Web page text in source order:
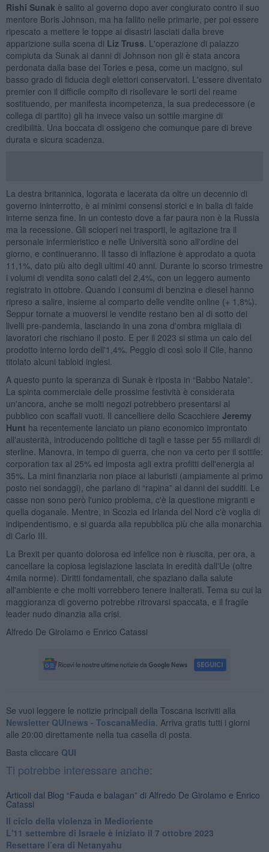
Rishi Sunak è salito al governo dopo aver congiurato contro il suo
mentore Boris Johnson, ma ha fallito nelle primarie, per poi essere
ripescato a mettere le toppe ai disastri lasciati dalla breve
apparizione sulla scena di Liz Truss . L'operazione di palazzo
compiuta da Sunak ai danni di Johnson non gli è stata ancora
perdonata dalla base dei Tories e pesa, come un macigno, sul
basso grado di fiducia degli elettori conservatori. L'essere diventato
premier con il difficile compito di risollevare le sorti del reame
sostituendo, per manifesta incompetenza, la sua predecessore (e
collega di partito) gli ha invece valso un sottile margine di
credibilità. Una boccata di ossigeno che comunque pare di breve
durata e sicura scadenza.
La destra britannica, logorata e lacerata da oltre un decennio di
governo ininterrotto, è ai minimi consensi storici e in balia di faide
interne senza fine. In un contesto dove a far paura non è la Russia
ma la recessione. Gli scioperi nei trasporti, le agitazione tra il
personale infermieristico e nelle Università sono all'ordine del
giorno, e continueranno. Il tasso di inflazione è approdato a quota
11,1%, dato più alto degli ultimi 40 anni. Durante lo scorso trimestre
i volumi di vendita sono calati del 2,4%, con un leggero aumento
registrato in ottobre. Quando i consumi di benzina e diesel hanno
ripreso a salire, insieme al comparto delle vendite online (+ 1,8%).
Seppur tornate a muoversi le vendite restano ben al di sotto dei
livelli pre-pandemia, lasciando in una zona d'ombra migliaia di
lavoratori che rischiano il posto. E per il 2023 si stima un calo del
prodotto interno lordo dell'1,4%. Peggio di così solo il Cile, hanno
titolato alcuni tabloid inglesi.
A questo punto la speranza di Sunak è riposta in “Babbo Natale”.
La spinta commerciale delle prossime festività è considerata
un'ancora, anche se molti negozi potrebbero presentarsi al
pubblico con scaffali vuoti. Il cancelliere dello Scacchiere Jeremy
Hunt ha recentemente lanciato un piano economico improntato
all'austerità, introducendo politiche di tagli e tasse per 55 miliardi di
sterline. Manovra, in tempo di guerra, che non va certo per il sottile:
corporation tax al 25% ed imposta agli extra profitti dell'energia al
35%. La mini finanziaria non piace ai laburisti (ampiamente al primo
posto nei sondaggi), che parlano di “rapina” ai danni dei sudditi. Le
casse non sono però l'unico problema, c'è la questione migranti e
quella doganale. Mentre, in Scozia ed Irlanda del Nord c'è voglia di
indipendentismo, e si guarda alla repubblica più che alla monarchia
di Carlo III.
La Brexit per quanto dolorosa ed infelice non è riuscita, per ora, a
cancellare la copiosa legislazione lasciata in eredità dall'Ue (oltre
4mila norme). Diritti fondamentali, che spaziano dalla salute
all'ambiente e che molti vorrebbero tenere inalterati. Tema su cui la
maggioranza di governo potrebbe ritrovarsi spaccata, e il fragile
leader nudo dinanzia alla crisi.
Alfredo De Girolamo e Enrico Catassi
Se vuoi leggere le notizie principali della Toscana iscriviti alla
Newsletter QUInews - ToscanaMedia. Arriva gratis tutti i giorni
alle 20:00 direttamente nella tua casella di posta.
Basta cliccare QUI
Ti potrebbe interessare anche:
Articoli dal Blog “Fauda e balagan” di Alfredo De Girolamo e Enrico
Catassi
Il ciclo della violenza in Medioriente
L'11 settembre di Israele è iniziato il 7 ottobre 2023
Resettare l’era di Netanyahu